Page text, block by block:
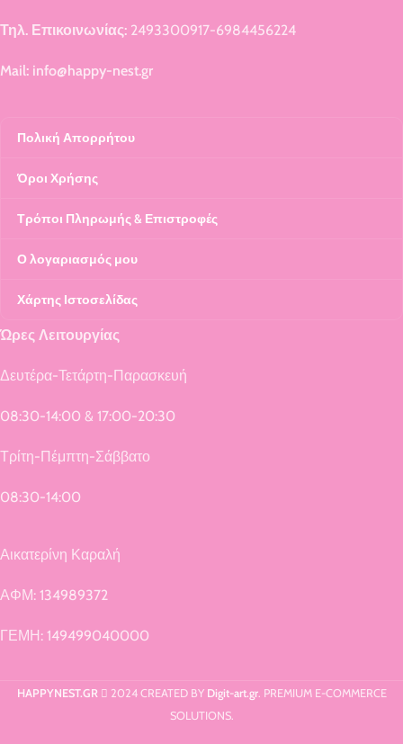
Τηλ. Επικοινωνίας: 2493300917-6984456224
Mail: info@happy-nest.gr
Πολική Απορρήτου
Όροι Χρήσης
Τρόποι Πληρωμής & Επιστροφές
Ο λογαριασμός μου
Χάρτης Ιστοσελίδας
Ώρες Λειτουργίας
Δευτέρα-Τετάρτη-Παρασκευή
08:30-14:00 & 17:00-20:30
Τρίτη-Πέμπτη-Σάββατο
08:30-14:00
Αικατερίνη Καραλή
ΑΦΜ: 134989372
ΓΕΜΗ: 149499040000
HAPPYNEST.GR 2024 CREATED BY Digit-art.gr. PREMIUM E-COMMERCE
SOLUTIONS.